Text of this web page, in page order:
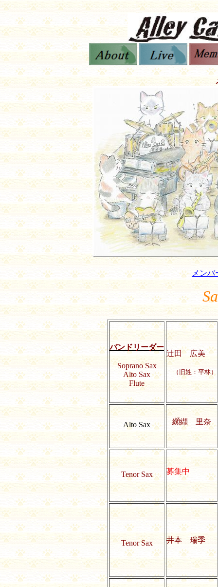
メン
バンドリーダー
Soprano Sax
Alto Sax
Flute
辻田 広美
（旧姓：平林）
Alto Sax 纐纈 里奈
Tenor Sax 募集中
Tenor Sax 井本 瑞季